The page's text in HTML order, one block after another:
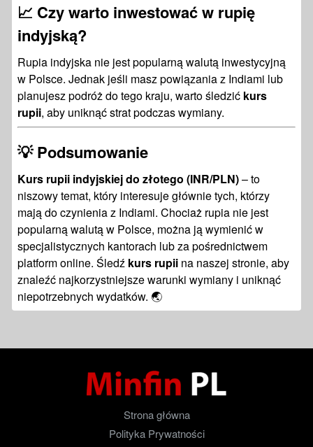
📈 Czy warto inwestować w rupię
indyjską?
Rupia indyjska nie jest popularną walutą inwestycyjną
w Polsce. Jednak jeśli masz powiązania z Indiami lub
planujesz podróż do tego kraju, warto śledzić kurs
rupii, aby uniknąć strat podczas wymiany.
💡 Podsumowanie
Kurs rupii indyjskiej do złotego (INR/PLN)– to
niszowy temat, który interesuje głównie tych, którzy
mają do czynienia z Indiami. Chociaż rupia nie jest
popularną walutą w Polsce, można ją wymienić w
specjalistycznych kantorach lub za pośrednictwem
platform online. Śledź kurs rupii na naszej stronie, aby
znaleźć najkorzystniejsze warunki wymiany i uniknąć
niepotrzebnych wydatków. 🌏
Strona główna
Polityka Prywatności